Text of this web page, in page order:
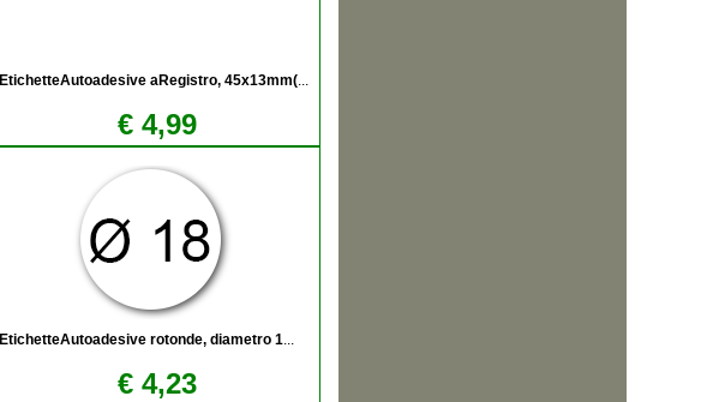
EtichetteAutoadesive aRegistro, 45x13mm(...
€ 4,99
EtichetteAutoadesive rotonde, diametro 1...
€ 4,23